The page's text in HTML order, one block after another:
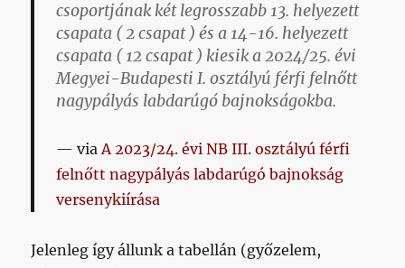
csoportjának két legrosszabb 13. helyezett
csapata ( 2 csapat ) és a 14-16. helyezett
csapata ( 12 csapat ) kiesik a 2024/25. évi
Megyei-Budapesti I. osztályú férfi felnőtt
nagypályás labdarúgó bajnokságokba.
viaA 2023/24. évi NB III. osztályú férfi
felnőtt nagypályás labdarúgó bajnokság
versenykiírása
Jelenleg így állunk a tabellán (győzelem,